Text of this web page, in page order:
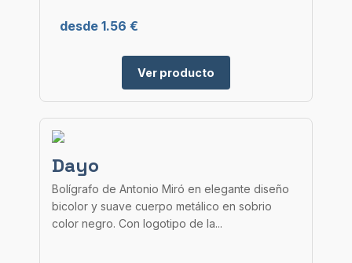
desde 1.56 €
Ver producto
Dayo
Bolígrafo de Antonio Miró en elegante diseño
bicolor y suave cuerpo metálico en sobrio
color negro. Con logotipo de la...